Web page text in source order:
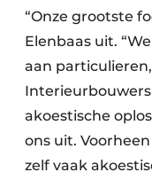
“Onze grootste
Elenbaas uit.
aan
akoestische
ons uit.
zelf vaak